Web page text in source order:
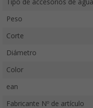
Tipo de accesorios de agua
Peso
Corte
Diámetro
Color
ean
Fabricante Nº de artículo